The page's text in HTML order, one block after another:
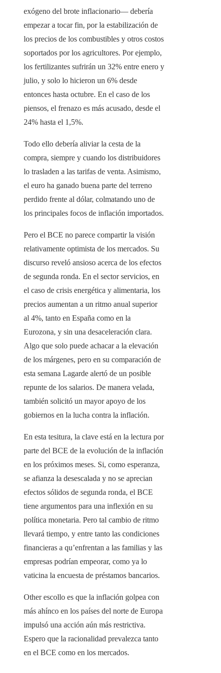
exógeno del brote inflacionario— debería
empezar a tocar fin, por la estabilización de
los precios de los combustibles y otros costos
soportados por los agricultores. Por ejemplo,
los fertilizantes sufrirán un 32% entre enero y
julio, y solo lo hicieron un 6% desde
entonces hasta octubre. En el caso de los
piensos, el frenazo es más acusado, desde el
24% hasta el 1,5%.
Todo ello debería aliviar la cesta de la
compra, siempre y cuando los distribuidores
lo trasladen a las tarifas de venta. Asimismo,
el euro ha ganado buena parte del terreno
perdido frente al dólar, colmatando uno de
los principales focos de inflación importados.
Pero el BCE no parece compartir la visión
relativamente optimista de los mercados. Su
discurso reveló ansioso acerca de los efectos
de segunda ronda. En el sector servicios, en
el caso de crisis energética y alimentaria, los
precios aumentan a un ritmo anual superior
al 4%, tanto en España como en la
Eurozona, y sin una desaceleración clara.
Algo que solo puede achacar a la elevación
de los márgenes, pero en su comparación de
esta semana Lagarde alertó de un posible
repunte de los salarios. De manera velada,
también solicitó un mayor apoyo de los
gobiernos en la lucha contra la inflación.
En esta tesitura, la clave está en la lectura por
parte del BCE de la evolución de la inflación
en los próximos meses. Si, como esperanza,
se afianza la desescalada y no se aprecian
efectos sólidos de segunda ronda, el BCE
tiene argumentos para una inflexión en su
política monetaria. Pero tal cambio de ritmo
llevará tiempo, y entre tanto las condiciones
financieras a qu’enfrentan a las familias y las
empresas podrían empeorar, como ya lo
vaticina la encuesta de préstamos bancarios.
Other escollo es que la inflación golpea con
más ahínco en los países del norte de Europa
impulsó una acción aún más restrictiva.
Espero que la racionalidad prevalezca tanto
en el BCE como en los mercados.